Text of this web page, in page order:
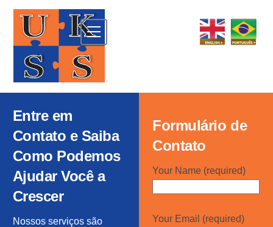
Skip
content
Menu
Entre em
Contato e Saiba
Como Podemos
Ajudar Você a
Crescer
Nossos serviços são
Formulário de
Contato
Your Name (required)
Your Email (required)